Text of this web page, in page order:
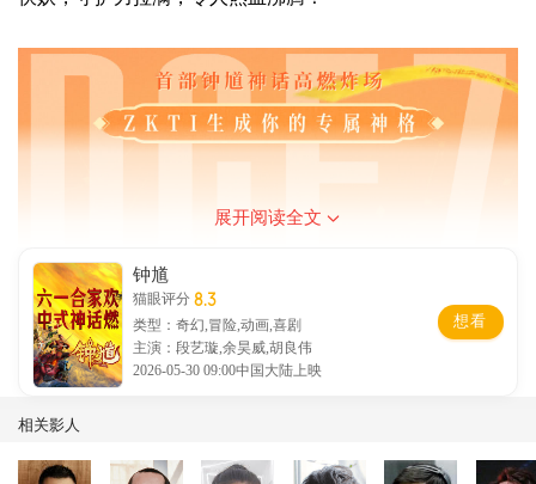
展开阅读全文
钟馗
猫眼评分 8.3
类型：奇幻,冒险,动画,喜剧
主演：段艺璇,余昊威,胡良伟
2026-05-30 09:00中国大陆上映
想看
相关影人